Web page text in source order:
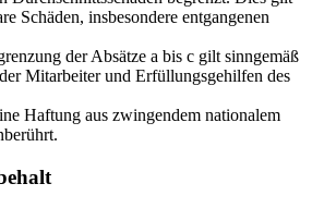
Schäden, insbesondere entgangenen
der Absätze a bis c gilt sinngemäß
Mitarbeiter und Erfüllungsgehilfen des
Haftung aus zwingendem nationalem